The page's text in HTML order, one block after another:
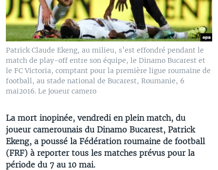
Patrick Claude Ekeng, au milieu, s’est effondré pendant le
match de play-off entre son équipe, le Dinamo Bucarest et
le FC Victoria, comptant pour la première ligue roumaine de
football, au stade national de Bucarest, Roumanie, 6
mai2016. Le joueur camero
La mort inopinée, vendredi en plein match, du
joueur camerounais du Dinamo Bucarest, Patrick
Ekeng, a poussé la Fédération roumaine de football
(FRF) à reporter tous les matches prévus pour la
période du 7 au 10 mai.